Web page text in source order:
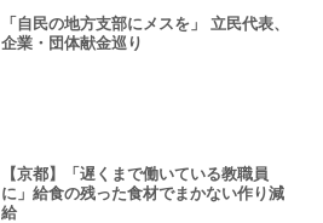
「自民の地方支部にメスを」 立民代表、
企業・団体献金巡り
【京都】「遅くまで働いている教職員
に」給食の残った食材でまかない作り減
給